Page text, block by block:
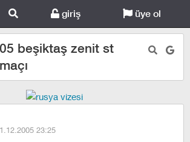
giriş üye ol
beşiktaş zenit st
23:25